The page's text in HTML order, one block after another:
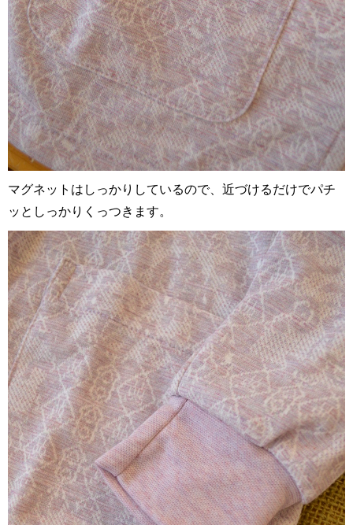
マグネットはしっかりしているので、近づけるだけでパチ
ッとしっかりくっつきます。